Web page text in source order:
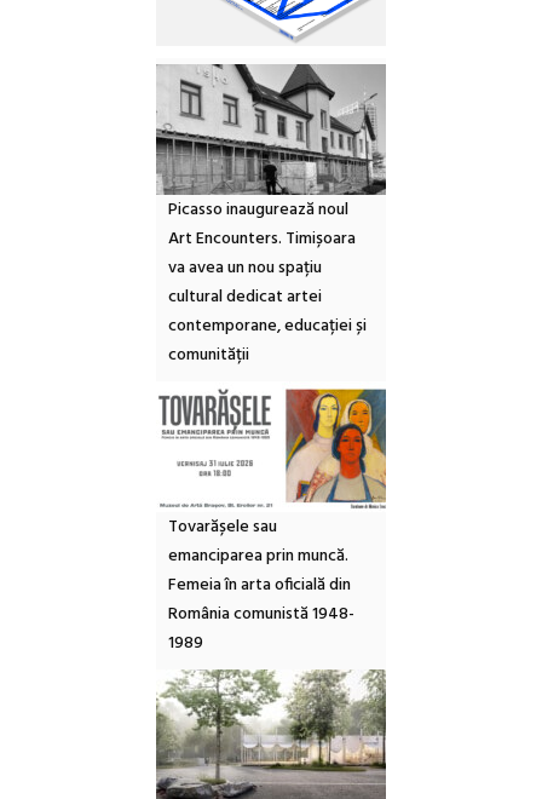
Picasso inaugurează noul
Art Encounters. Timișoara
va avea un nou spațiu
cultural dedicat artei
contemporane, educației și
comunității
Tovarășele sau
emanciparea prin muncă.
Femeia în arta oficială din
România comunistă 1948-
1989